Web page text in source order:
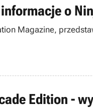
o
Magazine,
Edition -